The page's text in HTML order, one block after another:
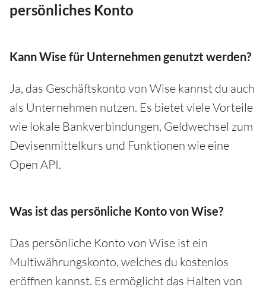
persönliches Konto
Kann Wise für Unternehmen genutzt werden?
Ja, das Geschäftskonto von Wise kannst du auch
als Unternehmen nutzen. Es bietet viele Vorteile
wie lokale Bankverbindungen, Geldwechsel zum
Devisenmittelkurs und Funktionen wie eine
Open API.
Was ist das persönliche Konto von Wise?
Das persönliche Konto von Wise ist ein
Multiwährungskonto, welches du kostenlos
eröffnen kannst. Es ermöglicht das Halten von